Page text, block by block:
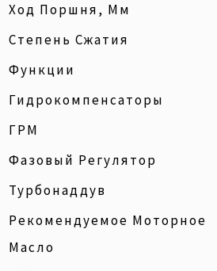
Ход Поршня, Мм
Степень Сжатия
Функции
Гидрокомпенсаторы
ГРМ
Фазовый Регулятор
Турбонаддув
Рекомендуемое Моторное
Масло